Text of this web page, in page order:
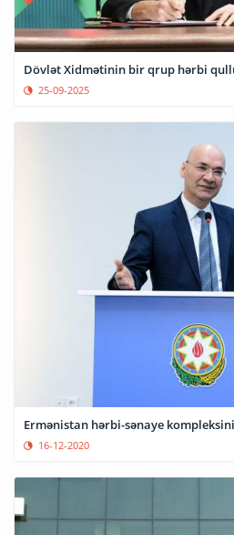
Dövlət Xidmətinin bir qrup hərbi
25-09-2025
Ermənistan hərbi-sənaye
16-12-2020